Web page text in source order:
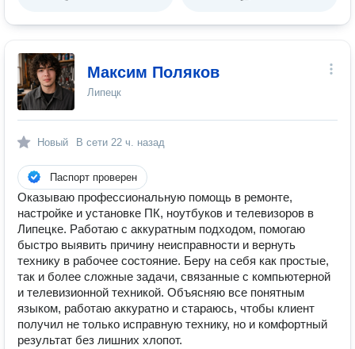
Максим Поляков
Липецк
Новый В сети 22 ч. назад
Паспорт проверен
Оказываю профессиональную помощь в ремонте,
настройке и установке ПК, ноутбуков и телевизоров в
Липецке. Работаю с аккуратным подходом, помогаю
быстро выявить причину неисправности и вернуть
технику в рабочее состояние. Беру на себя как простые,
так и более сложные задачи, связанные с компьютерной
и телевизионной техникой. Объясняю все понятным
языком, работаю аккуратно и стараюсь, чтобы клиент
получил не только исправную технику, но и комфортный
результат без лишних хлопот.